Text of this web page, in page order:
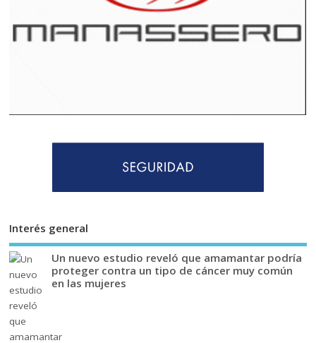
Interés general
Un nuevo estudio reveló que amamantar podría
proteger contra un tipo de cáncer muy común
en las mujeres